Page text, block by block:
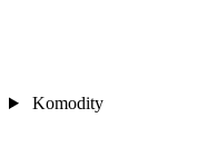
Komodity